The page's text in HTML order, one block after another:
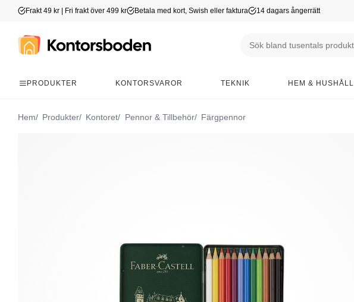
Frakt 49 kr | Fri frakt över 499 kr Betala med kort, Swish eller faktura 14 dagars ångerrätt
PRODUKTER KONTORSVAROR TEKNIK HEM & HUSHÅLL
Hem Produkter Kontoret Pennor & Tillbehör Färgpennor